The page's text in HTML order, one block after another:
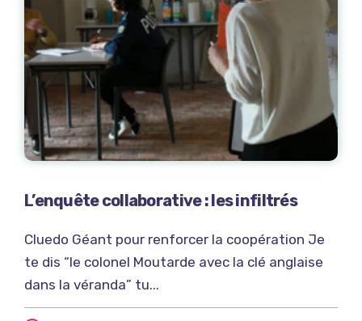
L’enquête collaborative : les infiltrés
Cluedo Géant pour renforcer la coopération Je
te dis “le colonel Moutarde avec la clé anglaise
dans la véranda” tu...